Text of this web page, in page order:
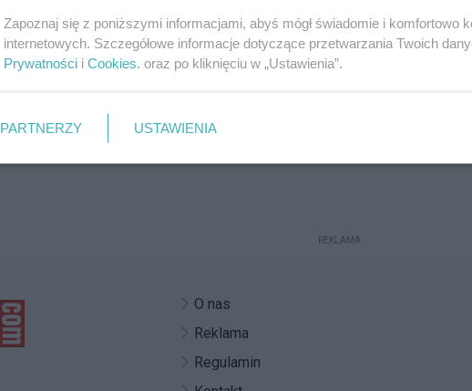
REKLAMA
O nas
Reklama
Regulamin
Zapoznaj się z poniższymi informacjami, abyś mógł świadomie i komfortowo
internetowych. Szczegółowe informacje dotyczące przetwarzania Twoich
Prywatności i Cookies. oraz po kliknięciu w „Ustawienia”.
PARTNERZY USTAWIENIA